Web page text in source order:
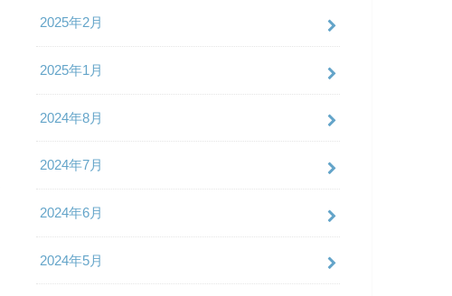
2025年2月
2025年1月
2024年8月
2024年7月
2024年6月
2024年5月